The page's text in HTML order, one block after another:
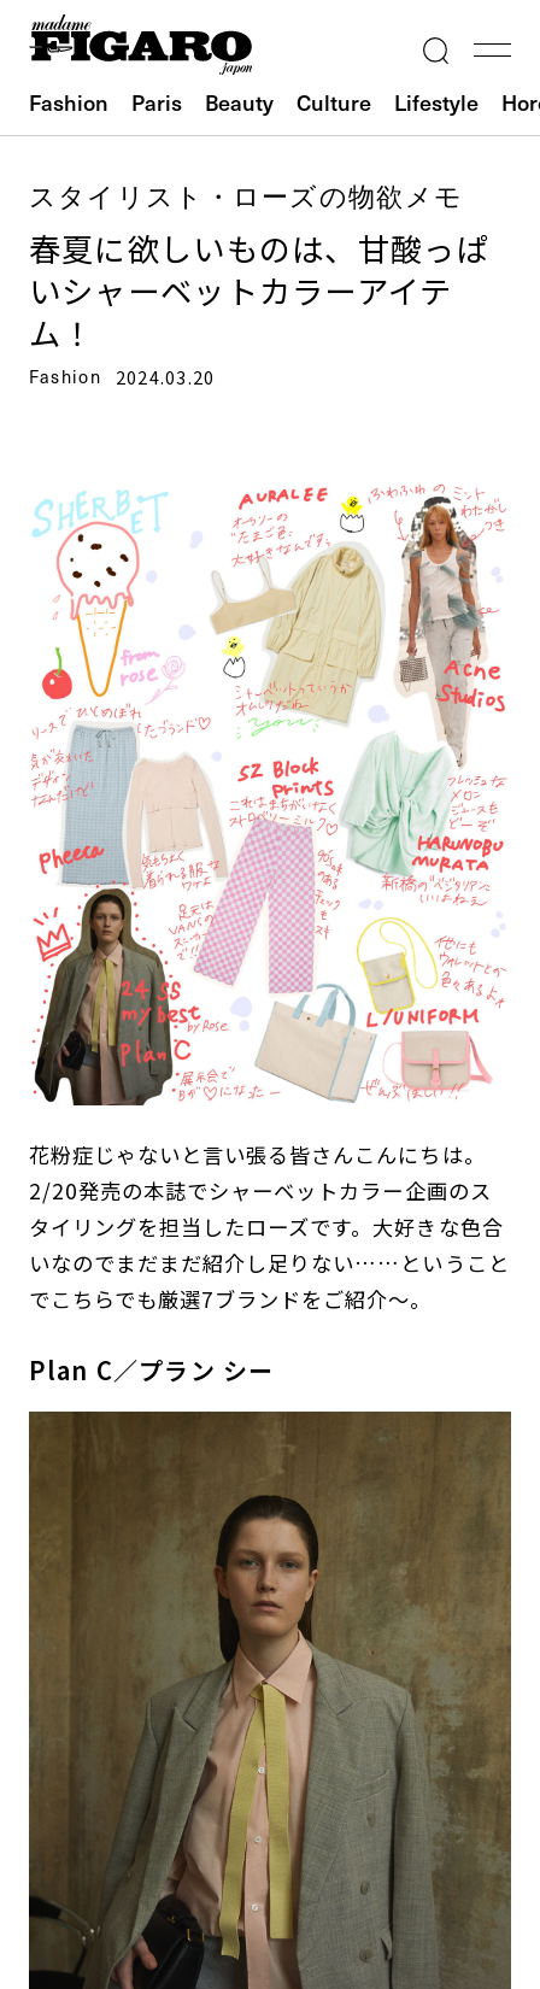
Fashion Paris Beauty Culture Lifestyle
スタイリスト・ローズの物欲メモ
春夏に欲しいものは、甘酸っぱ
いシャーベットカラーアイテ
ム！
Fashion 2024.03.20
花粉症じゃないと言い張る皆さんこんにちは。
2/20発売の本誌でシャーベットカラー企画のス
タイリングを担当したローズです。大好きな色合
いなのでまだまだ紹介し足りない……ということ
でこちらでも厳選7ブランドをご紹介〜。
Plan C／プラン シー